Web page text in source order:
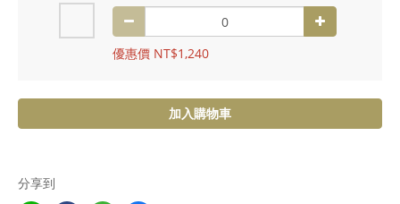
優惠價 NT$1,240
加入購物車
分享到